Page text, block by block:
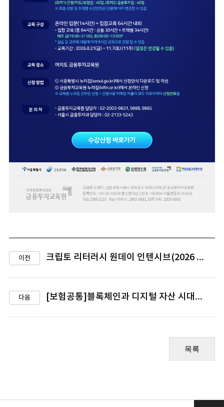
이전 크립토 리터러시 원데이 인텐시브(2026 하반기)
다음 [보험공통]블록체인과 디지털 자산 시대의 보험 혁신
목록